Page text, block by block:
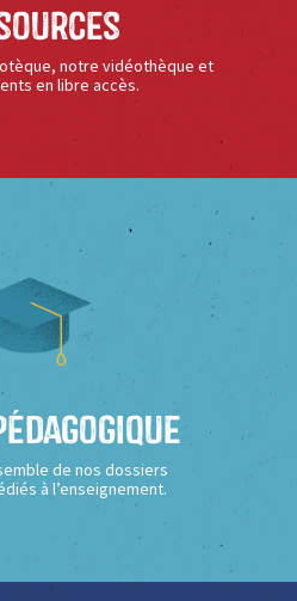
notre vidéothèque et
en libre accès.
de nos dossiers
à l’enseignement.